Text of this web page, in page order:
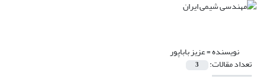
نویسنده =عزیز باباپور
تعداد مقالات: 3